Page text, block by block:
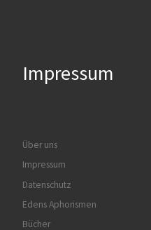
Impressum
Über uns
Impressum
Datenschutz
Edens Aphorismen
Bücher